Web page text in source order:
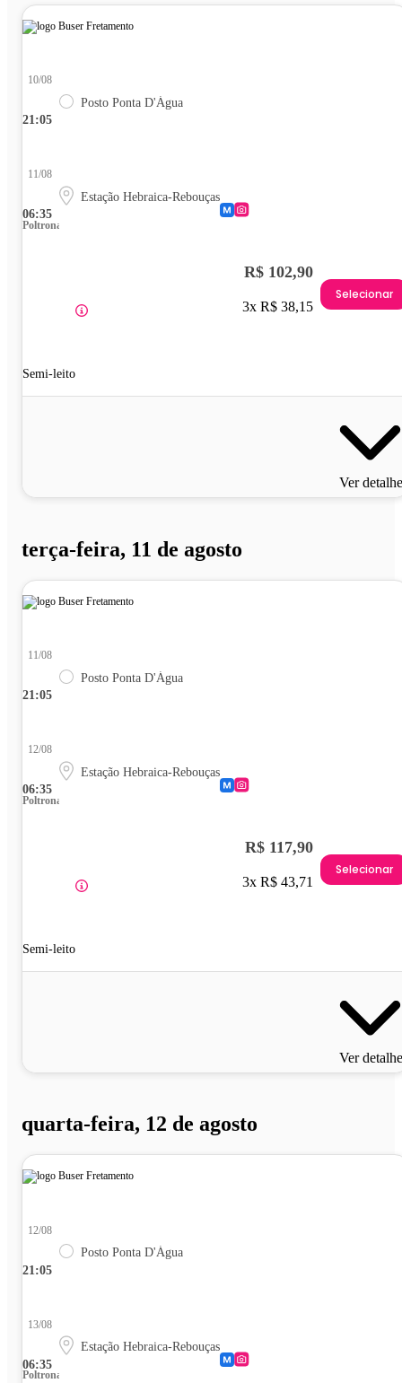
21:05
10/08
Posto Ponta D'Água
06:35
11/08
Estação Hebraica-Rebouças
Poltrona
Semi-leito
R$ 102,90
3x R$ 38,15
Selecionar
Ver
terça-feira, 11 de agosto
21:05
11/08
Posto Ponta D'Água
06:35
12/08
Estação Hebraica-Rebouças
Poltrona
Semi-leito
R$ 117,90
3x R$ 43,71
Selecionar
Ver
quarta-feira, 12 de agosto
21:05
12/08
Posto Ponta D'Água
06:35
13/08
Estação Hebraica-Rebouças
Poltrona